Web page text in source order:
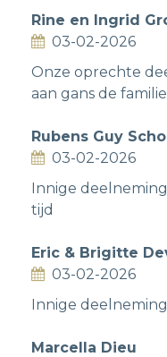
Rine en Ingrid
03-02-2026
Onze oprechte
aan gans de
Rubens Guy
03-02-2026
Innige
tijd
Eric & Brigitte
03-02-2026
Innige
Marcella Dieu